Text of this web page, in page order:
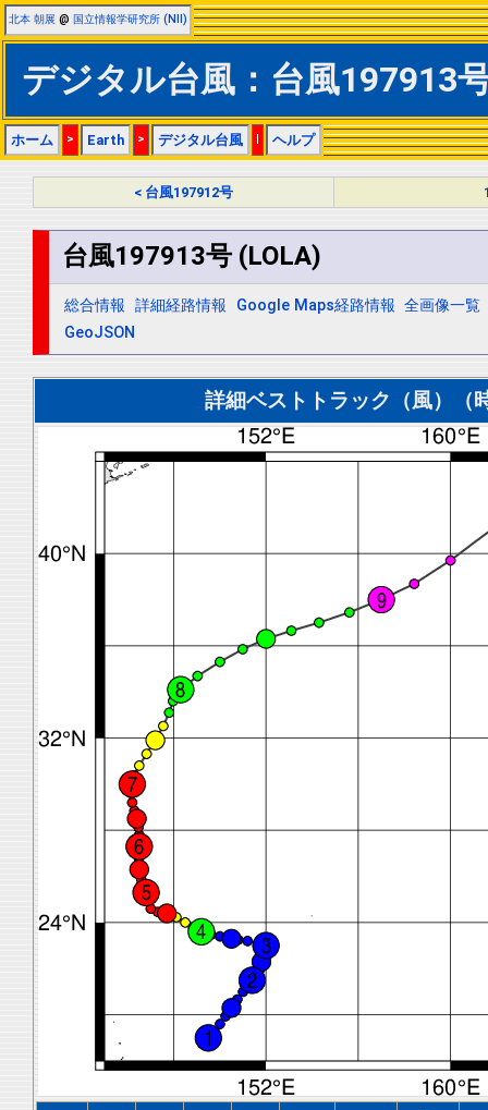
北本 朝展 @ 国立情報学研究所 (NII)
デジタル台風：台風197913
ホーム > Earth > デジタル台風 | ヘルプ
< 台風197912号
台風197913号 (LOLA)
総合情報 詳細経路情報 Google Maps経路情報 全画像一覧
GeoJSON
詳細ベストトラック（風）（